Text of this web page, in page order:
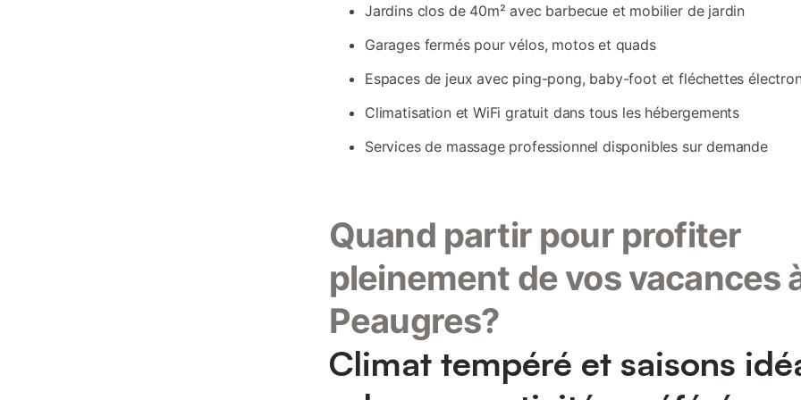
Jardins clos de 40m² avec barbecue et mobilier de jardin
Garages fermés pour vélos, motos et quads
Espaces de jeux avec ping-pong, baby-foot et fléchettes
Climatisation et WiFi gratuit dans tous les hébergements
Services de massage professionnel disponibles sur demande
Quand partir pour profiter
pleinement de vos vacances
Peaugres?
Climat tempéré et saisons